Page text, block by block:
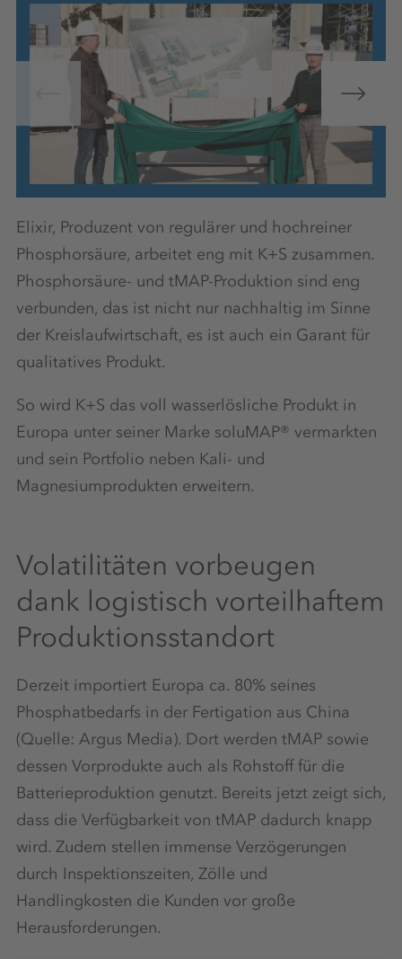
Elixir, Produzent von regulärer und hochreiner
Phosphorsäure, arbeitet eng mit K+S zusammen.
Phosphorsäure- und tMAP-Produktion sind eng
verbunden, das ist nicht nur nachhaltig im Sinne
der Kreislaufwirtschaft, es ist auch ein Garant für
qualitatives Produkt.
So wird K+S das voll wasserlösliche Produkt in
Europa unter seiner Marke soluMAP® vermarkten
und sein Portfolio neben Kali- und
Magnesiumprodukten erweitern.
Volatilitäten vorbeugen
dank logistisch vorteilhaftem
Produktionsstandort
Derzeit importiert Europa ca. 80% seines
Phosphatbedarfs in der Fertigation aus China
(Quelle: Argus Media). Dort werden tMAP sowie
dessen Vorprodukte auch als Rohstoff für die
Batterieproduktion genutzt. Bereits jetzt zeigt sich,
dass die Verfügbarkeit von tMAP dadurch knapp
wird. Zudem stellen immense Verzögerungen
durch Inspektionszeiten, Zölle und
Handlingkosten die Kunden vor große
Herausforderungen.